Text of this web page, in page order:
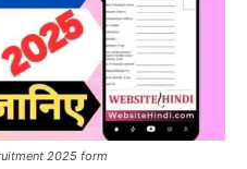
2025 form